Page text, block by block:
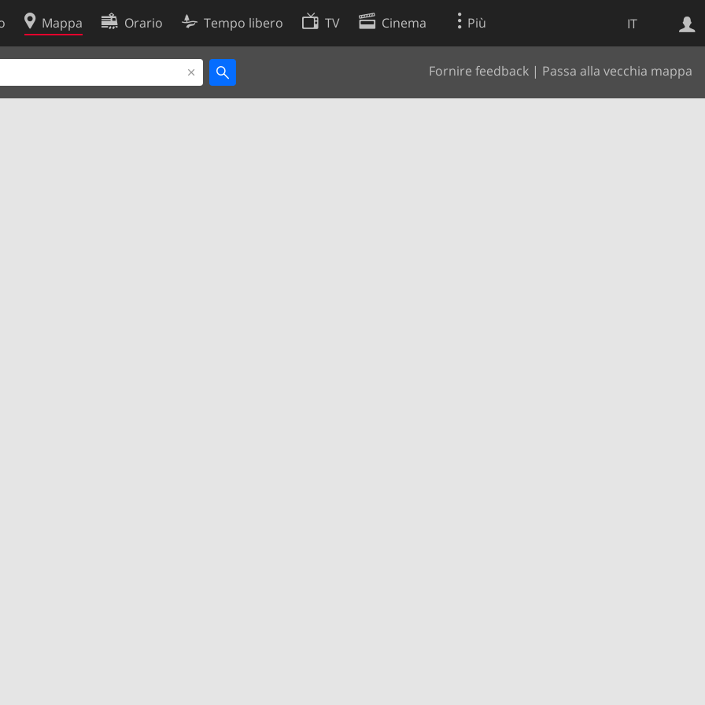
IT
Mappa Orario Tempo libero TV Cinema Più
Fornire feedback | Passa alla vecchia mappa
Ricerca Web
Politica sui cookie
Preferenze cookie